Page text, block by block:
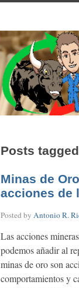
Posts
Minas de
acciones de
Posted by Antonio R.
Las acciones
podemos añadir al
minas de oro son
comportamientos y